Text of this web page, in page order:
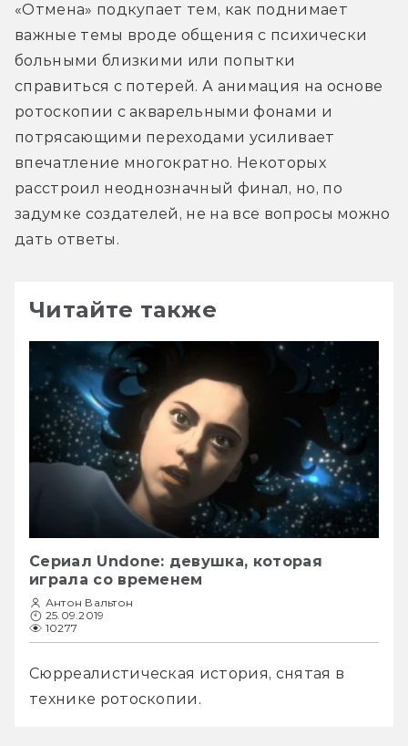
«Отмена» подкупает тем, как поднимает
важные темы вроде общения с психически
больными близкими или попытки
справиться с потерей. А анимация на основе
ротоскопии с акварельными фонами и
потрясающими переходами усиливает
впечатление многократно. Некоторых
расстроил неоднозначный финал, но, по
задумке создателей, не на все вопросы можно
дать ответы.
Читайте также
Сериал Undone: девушка, которая
играла со временем
Антон Вальтон
25.09.2019
10277
Сюрреалистическая история, снятая в
технике ротоскопии.